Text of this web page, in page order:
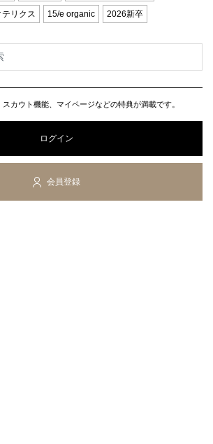
テリクス 15/e organic 2026新卒
カウト機能、マイページなどの特典が満載です。
ログイン
会員登録